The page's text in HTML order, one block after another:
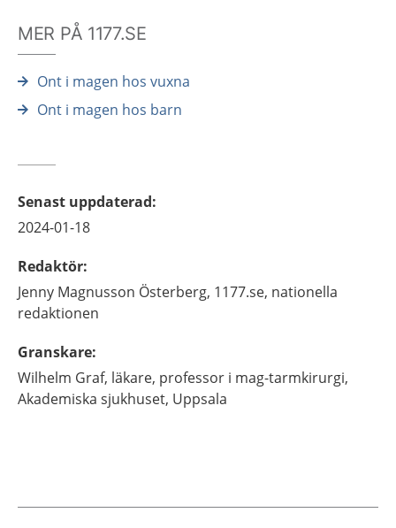
MER PÅ 1177.SE
Ont i magen hos vuxna
Ont i magen hos barn
Senast uppdaterad:
2024-01-18
Redaktör:
Jenny Magnusson Österberg, 1177.se, nationella
redaktionen
Granskare:
Wilhelm Graf, läkare, professor i mag-tarmkirurgi,
Akademiska sjukhuset, Uppsala